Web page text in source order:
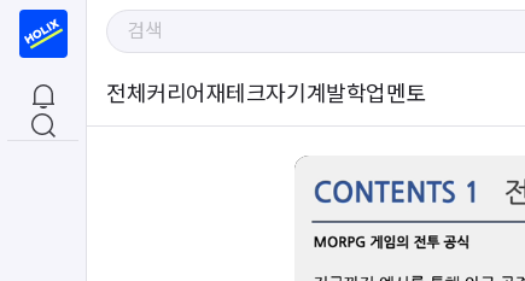
전체 커리어재테크자기계발학업멘토